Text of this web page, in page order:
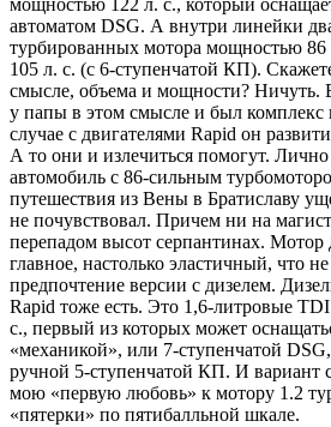
мощностью 122 л. с., который
автоматом DSG. А внутри линейки
турбированных мотора мощностью 86
105 л. с. (с 6‑ступенчатой КП).
смысле, объема и мощности? Ничуть.
у папы в этом смысле и был комплекс
случае с двигателями Rapid он
А то они и излечиться помогут. Лично
автомобиль с 86‑сильным
путешествия из Вены в Братиславу
не почувствовал. Причем ни на
перепадом высот серпантинах.
главное, настолько эластичный, что
предпочтение версии с дизелем.
Rapid тоже есть. Это 1,6‑литровые
с., первый из которых может
«механикой», или 7‑ступенчатой
ручной 5‑ступенчатой КП. И вариант
мою «первую любовь» к мотору 1.2
«пятерки» по пятибалльной шкале.